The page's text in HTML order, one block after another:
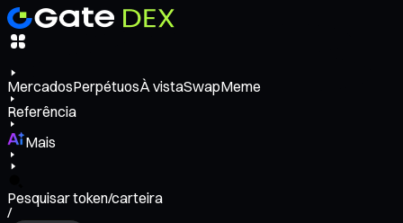
MercadosPerpétuosÀ vistaSwapMeme
Referência
Mais
Pesquisar token/carteira
/